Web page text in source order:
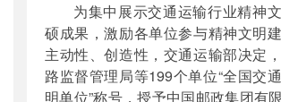
为集中展示交通运输行业精神
硕成果，激励各单位参与精神文明建
主动性、创造性，交通运输部决定
路监督管理局等199个单位“全国交
明单位”称号，授予中国邮政集团有